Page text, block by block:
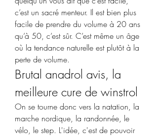
c’est un sacré menteur. Il est bien plus
facile de prendre du volume à 20 ans
qu’à 50, c’est sûr. C’est même un âge
où la tendance naturelle est plutôt à la
perte de volume.
Brutal anadrol avis, la
meilleure cure de winstrol
On se tourne donc vers la natation, la
marche nordique, la randonnée, le
vélo, le step. L'idée, c'est de pouvoir